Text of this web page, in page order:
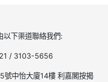
以下渠道聯絡我們:
/ 3103-5656
號中怡大廈14樓 利嘉閣按揭